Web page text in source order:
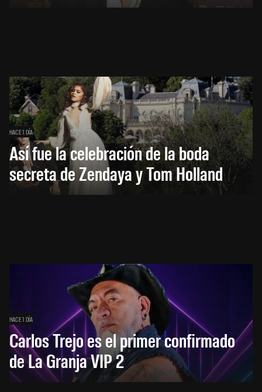
HACE 1 DÍA
Así fue la celebración de la boda
secreta de Zendaya y Tom Holland
HACE 1 DÍA
Carlos Trejo es el primer confirmado
de La Granja VIP 2